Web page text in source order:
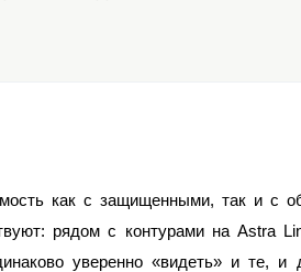
как с защищенными, так и с
рядом с контурами на Astra
уверенно «видеть» и те, и